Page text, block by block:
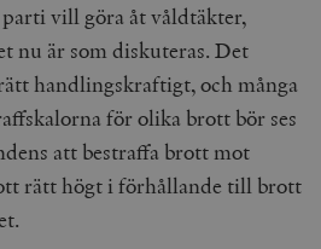
vill göra åt våldtäkter,
nu är som diskuteras. Det
handlingskraftigt, och många
för olika brott bör ses
att bestraffa brott mot
rätt högt i förhållande till brott